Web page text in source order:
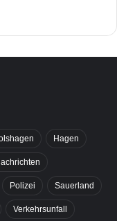
Hagen
Polizei Sauerland
Verkehrsunfall